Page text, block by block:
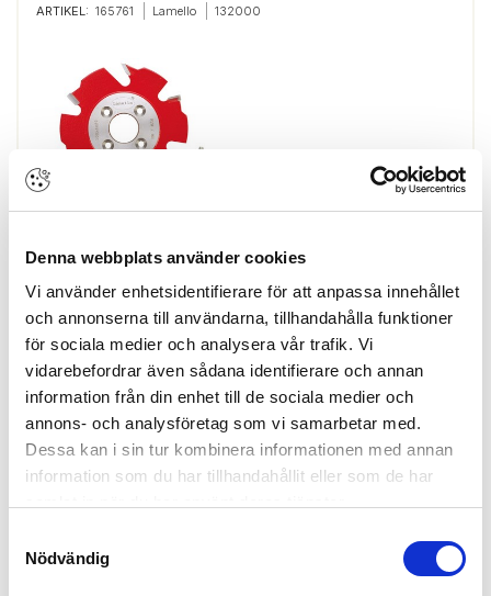
Denna webbplats använder cookies
Vi använder enhetsidentifierare för att anpassa innehållet
och annonserna till användarna, tillhandahålla funktioner
för sociala medier och analysera vår trafik. Vi
vidarebefordrar även sådana identifierare och annan
information från din enhet till de sociala medier och
annons- och analysföretag som vi samarbetar med.
Dessa kan i sin tur kombinera informationen med annan
information som du har tillhandahållit eller som de har
Nödvändig
ARTIKEL: 165761 Lamello 132000
Skapa konto Logga in
Skapa inloggning, bli företagskund eller logga in för att beställa,
se priser,
produktblad, ritningar, monteringsbeskrivningar samt övriga
dokument.
Notfräs HW för Classic X Ø100x4x Ø22
mm Z6